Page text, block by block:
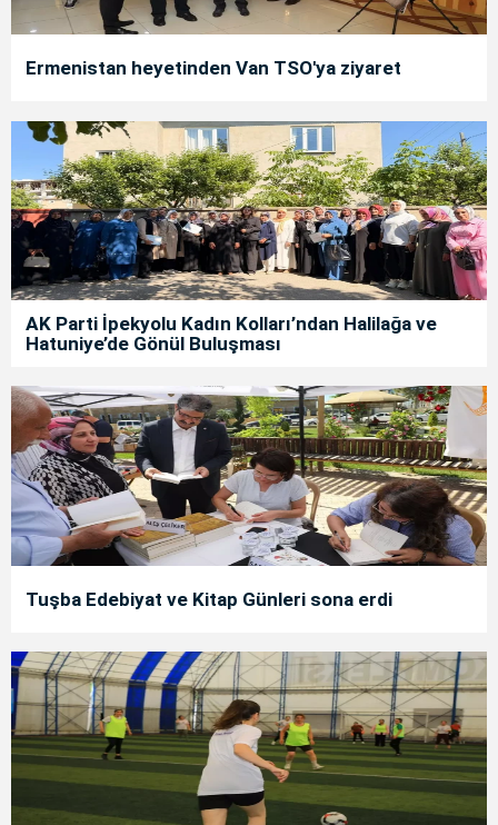
Ermenistan heyetinden Van TSO'ya ziyaret
AK Parti İpekyolu Kadın Kolları’ndan Halilağa ve
Hatuniye’de Gönül Buluşması
Tuşba Edebiyat ve Kitap Günleri sona erdi